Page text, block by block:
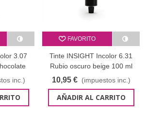
3.07
inc.)
FAVORITO
Tinte INSIGHT Incolor 6.31
Rubio oscuro beige 100 ml
10,95 € (impuestos inc.)
AÑADIR AL CARRITO